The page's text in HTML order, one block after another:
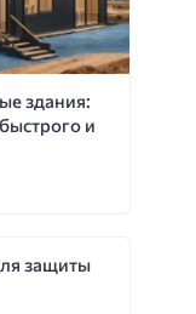
здания:
и
защиты